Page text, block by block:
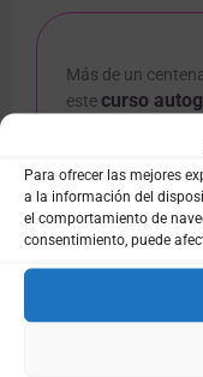
Para ofrecer las mejores
a la información del
el comportamiento de
consentimiento, puede
Más de un
estecurso